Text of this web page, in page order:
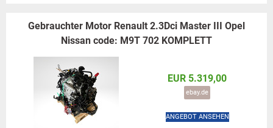
Gebrauchter Motor Renault 2.3Dci Master III Opel
Nissan code: M9T 702 KOMPLETT
EUR 5.319,00
ebay.de
ANGEBOT ANSEHEN